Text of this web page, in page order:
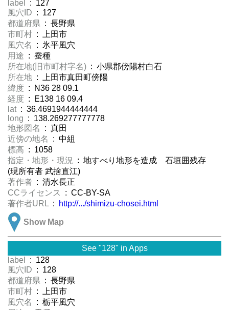
label
: 127
風穴ID : 127
都道府県 : 長野県
市町村 : 上田市
風穴名
: 氷平風穴
用途 : 蚕種
所在地(旧市町村字名) : 小県郡傍陽村白石
所在地 : 上田市真田町傍陽
緯度 : N36 28 09.1
経度 : E138 16 09.4
lat : 36.4691944444444
long : 138.269277777778
地形図名
: 真田
近傍の地名
: 中組
標高 : 1058
指定・地形・現況
: 地すべり地形を造成 石垣囲残存
(現所有者 武捨直江)
著作者 : 清水長正
CCライセンス
: CC-BY-SA
著作者URL : http://.../shimizu-chosei.html
Show Map
See "128" in Apps
label
: 128
風穴ID : 128
都道府県 : 長野県
市町村 : 上田市
風穴名
: 栃平風穴